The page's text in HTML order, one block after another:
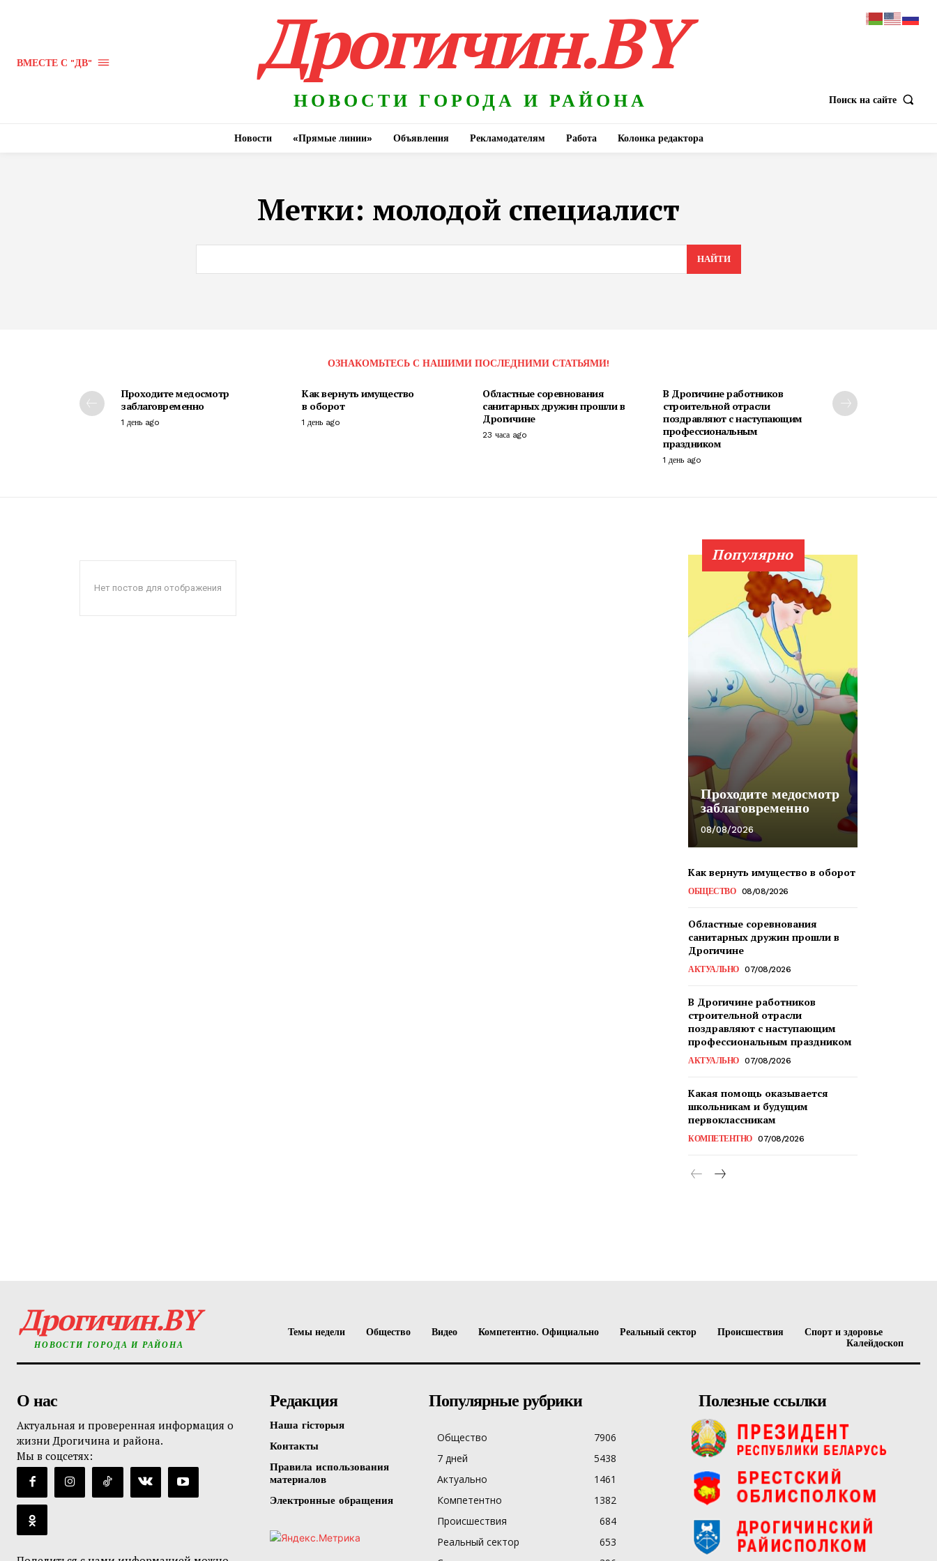
ВМЕСТЕ С "ДВ" Дрогичин.BY
НОВОСТИ ГОРОДА И РАЙОНА Поиск на сайте
Новости «Прямые линии» Объявления Рекламодателям Работа Колонка редактора
Метки: молодой специалист
НАЙТИ
ОЗНАКОМЬТЕСЬ С НАШИМИ ПОСЛЕДНИМИ СТАТЬЯМИ!
Проходите медосмотр
заблаговременно
1 день ago
Как вернуть имущество
в оборот
1 день ago
Областные соревнования
санитарных дружин прошли в
Дрогичине
23 часа ago
В Дрогичине работников
строительной отрасли
поздравляют с наступающим
профессиональным
праздником
1 день ago
Нет постов для отображения
Популярно
Проходите медосмотр
заблаговременно
08/08/2026
Как вернуть имущество в оборот
ОБЩЕСТВО 08/08/2026
Областные соревнования
санитарных дружин прошли в
Дрогичине
АКТУАЛЬНО 07/08/2026
В Дрогичине работников
строительной отрасли
поздравляют с наступающим
профессиональным праздником
АКТУАЛЬНО 07/08/2026
Какая помощь оказывается
школьникам и будущим
первоклассникам
КОМПЕТЕНТНО 07/08/2026
Дрогичин.BY
НОВОСТИ ГОРОДА И РАЙОНА
Темы недели Общество Видео Компетентно. Официально Реальный сектор Происшествия
Спорт и здоровье
Калейдоскоп
О нас
Актуальная и проверенная информация о
жизни Дрогичина и района.
Мы в соцсетях:
Редакция
Наша гісторыя
Контакты
Правила использования
материалов
Электронные обращения
Популярные рубрики
Общество
7906
7 дней
5438
Актуально
1461
Компетентно
1382
Происшествия
684
Реальный сектор
653
Полезные ссылки